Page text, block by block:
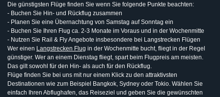
Die günstigsten Flüge finden Sie wenn Sie folgende Punkte beachten:
- Buchen Sie Hin- und Rückflug zusammen
- Planen Sie eine Übernachtung von Samstag auf Sonntag ein
- Buchen Sie Ihren Flug ca. 2-3 Monate im Voraus und in der Wochenmitte
- Nutzen Sie Rail & Fly Angebote insbesondere bei Langstrecken Flügen
Wer einen Langstrecken Flug in der Wochenmitte bucht, fliegt in der Regel
günstiger. Wer an einem Dienstag fliegt, spart beim Flugpreis am meisten.
Das gilt sowohl für den Hin- als auch für den Rückflug.
Flüge finden Sie bei uns mit nur einem Klick zu den attraktivsten
Destinationen wie zum Beispiel Bangkok, Sydney oder Tokio. Wählen Sie
einfach Ihren Abflughafen, das Reiseziel und geben Sie die gewünschten